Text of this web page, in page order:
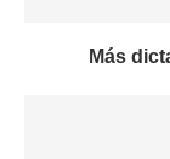
Más